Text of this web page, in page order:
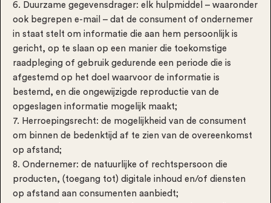
6. Duurzame gegevensdrager: elk hulpmiddel – waaronder
ook begrepen e-mail – dat de consument of ondernemer
in staat stelt om informatie die aan hem persoonlijk is
gericht, op te slaan op een manier die toekomstige
raadpleging of gebruik gedurende een periode die is
afgestemd op het doel waarvoor de informatie is
bestemd, en die ongewijzigde reproductie van de
opgeslagen informatie mogelijk maakt;
7. Herroepingsrecht: de mogelijkheid van de consument
om binnen de bedenktijd af te zien van de overeenkomst
op afstand;
8. Ondernemer: de natuurlijke of rechtspersoon die
producten, (toegang tot) digitale inhoud en/of diensten
op afstand aan consumenten aanbiedt;